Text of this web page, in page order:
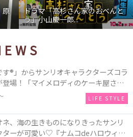
原
ドラマ「高杉さん家のおべんと
う」小山慶一郎...
す®」からサンリオキャラクターズコラ
登場！「マイメロディのケーキ屋さ
ュアハウス8種類と、「シナモロール
ランド」などオルゴールで動く仕掛け
パズル2種類♪
LIFE STYLE
ネ、海の生きものになりきったサンリ
ターが可愛い♡『ナムコdeハロウィン